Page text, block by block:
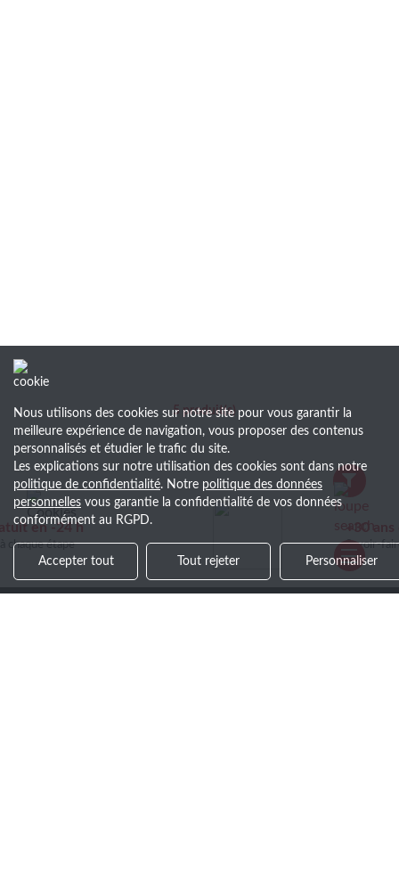
5 produit(s)
Savoir-faire et service de qualité
Nous utilisons des cookies sur notre site pour vous garantir la
meilleure expérience de navigation, vous proposer des contenus
personnalisés et étudier le trafic du site.
Les explications sur notre utilisation des cookies sont dans notre
politique de confidentialité. Notre politique des données
personnelles vous garantie la confidentialité de vos données
conformément au RGPD.
Accepter tout Tout rejeter Personnaliser